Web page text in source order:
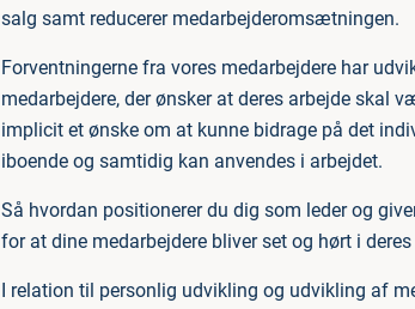
salg samt reducerer medarbejderomsætningen.
Forventningerne fra vores medarbejdere har
medarbejdere, der ønsker at deres arbejde skal
implicit et ønske om at kunne bidrage på det
iboende og samtidig kan anvendes i arbejdet.
Så hvordan positionerer du dig som leder og
for at dine medarbejdere bliver set og hørt i
I relation til personlig udvikling og udvikling af